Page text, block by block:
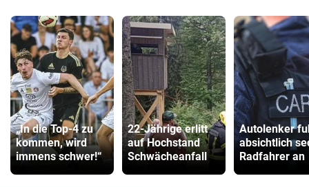
„In die Top-4 zu
kommen, wird
immens schwer!“
22-Jährige erlitt
auf Hochstand
Schwächeanfall
Autolenker
absichtlich
Radfahrer an